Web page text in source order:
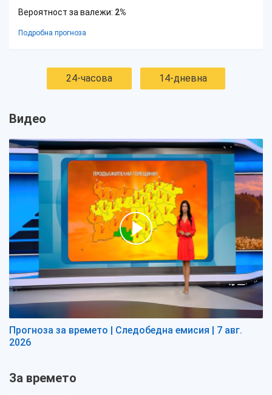
Вероятност за валежи: 2%
Подробна прогноза
24-часова 14-дневна
Видео
Прогноза за времето | Следобедна емисия | 7 авг.
2026
За времето